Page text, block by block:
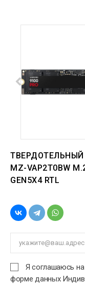
ТВЕРДОТЕЛЬНЫЙ
MZ-VAP2T0BW
GEN5X4 RTL
Я соглашаюсь на
форме данных